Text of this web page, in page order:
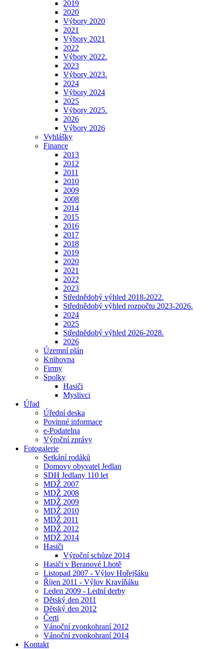
2019
2020
Výbory 2020
2021
Výbory 2021
2022
Výbory 2022.
2023
Výbory 2023.
2024
Výbory 2024
2025
Výbory 2025.
2026
Výbory 2026
Vyhlášky
Finance
2013
2012
2011
2010
2009
2008
2014
2015
2016
2017
2018
2019
2020
2021
2022
2023
Střednědobý výhled 2018-2022.
Střednědobý výhled rozpočtu 2023-2026.
2024
2025
Střednědobý výhled 2026-2028.
2026
Územní plán
Knihovna
Firmy
Spolky
Hasiči
Myslivci
Úřad
Úřední deska
Povinné informace
e-Podatelna
Výroční zprávy
Fotogalerie
Setkání rodáků
Domovy obyvatel Jedlan
SDH Jedlany 110 let
MDŽ 2007
MDŽ 2008
MDŽ 2009
MDŽ 2010
MDŽ 2011
MDŽ 2012
MDŽ 2014
Hasiči
Výroční schůze 2014
Hasiči v Beranové Lhotě
Listopad 2007 - Výlov Hořejšáku
Říjen 2011 - Výlov Kravíňáku
Leden 2009 - Lední derby
Dětský den 2011
Dětský den 2012
Čerti
Vánoční zvonkohraní 2012
Vánoční zvonkohraní 2014
Kontakt